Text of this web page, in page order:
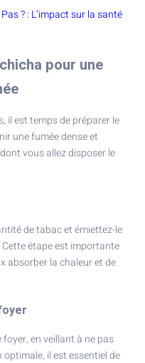
? : L’impact sur la santé
pour une
il est temps de préparer le
une fumée dense et
vous allez disposer le
de tabac et émiettez-le
Cette étape est importante
absorber la chaleur et de
en veillant à ne pas
il est essentiel de